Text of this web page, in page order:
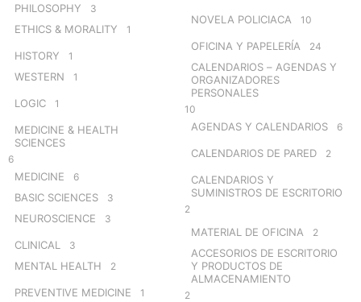
PHILOSOPHY 3
ETHICS & MORALITY 1
HISTORY 1
WESTERN 1
LOGIC 1
MEDICINE & HEALTH
SCIENCES
6
MEDICINE 6
BASIC SCIENCES 3
NEUROSCIENCE 3
CLINICAL 3
MENTAL HEALTH 2
PREVENTIVE MEDICINE 1
NOVELA POLICIACA 10
OFICINA Y PAPELERÍA 24
CALENDARIOS – AGENDAS Y
ORGANIZADORES
PERSONALES
10
AGENDAS Y CALENDARIOS 6
CALENDARIOS DE PARED 2
CALENDARIOS Y
SUMINISTROS DE ESCRITORIO
2
MATERIAL DE OFICINA 2
ACCESORIOS DE ESCRITORIO
Y PRODUCTOS DE
ALMACENAMIENTO
2